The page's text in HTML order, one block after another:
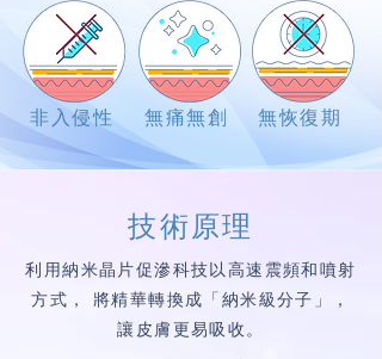
非入侵性 無痛無創 無恢復期
技術原理
利用納米晶片促滲科技以高速震頻和噴射
方式， 將精華轉換成「納米級分子」，
讓皮膚更易吸收。